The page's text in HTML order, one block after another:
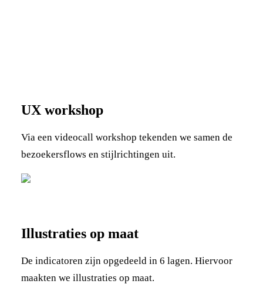
UX workshop
Via een videocall workshop tekenden we samen de
bezoekersflows en stijlrichtingen uit.
Illustraties op maat
De indicatoren zijn opgedeeld in 6 lagen. Hiervoor
maakten we illustraties op maat.